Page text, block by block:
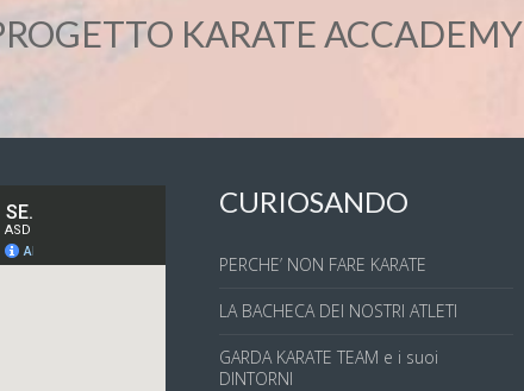
KARATE ACCADEMY
CURIOSANDO
PERCHE’ NON FARE KARATE
LA BACHECA DEI NOSTRI ATLETI
GARDA KARATE TEAM e i suoi
DINTORNI